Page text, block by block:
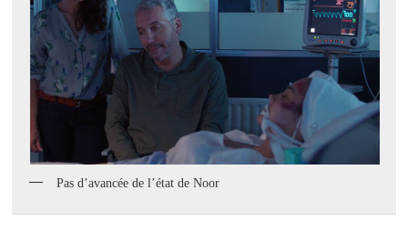
Pas d’avancée de l’état de Noor